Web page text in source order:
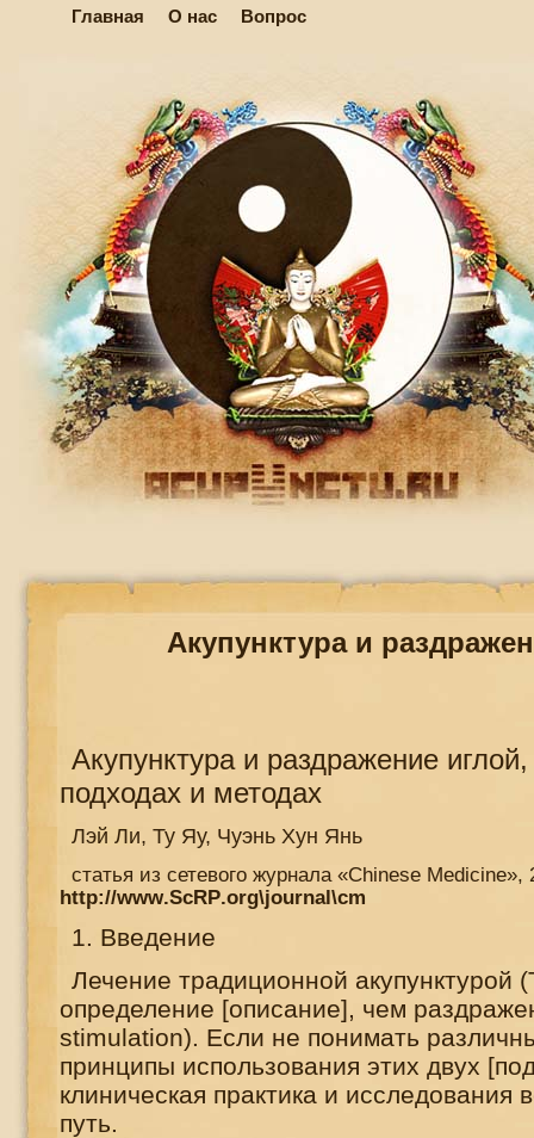
Главная О нас Вопрос
Акупунктура и
Акупунктура и раздражение
подходах и методах
Лэй Ли, Ту Яу, Чуэнь Хун Янь
статья из сетевого журнала «Chinese Medicine»,
http://www.ScRP.org\journal\cm
1. Введение
Лечение традиционной акупунктурой
определение [описание], чем
stimulation). Если не понимать
принципы использования этих двух
клиническая практика и исследования
путь.